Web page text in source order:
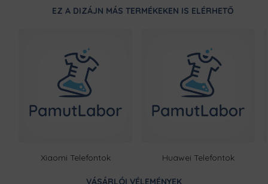
EZ A DIZÁJN MÁS TERMÉKEKEN IS ELÉRHETŐ
Xiaomi Telefontok Huawei Telefontok
VÁSÁRLÓI VÉLEMÉNYEK